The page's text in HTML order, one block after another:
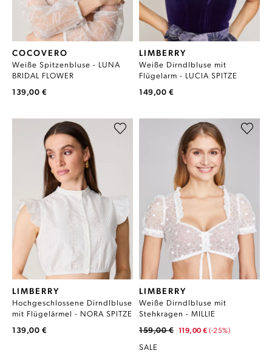
COCOVERO
Weiße Spitzenbluse - LUNA
BRIDAL FLOWER
139,00 €
LIMBERRY
Weiße Dirndlbluse mit
Flügelarm - LUCIA SPITZE
149,00 €
LIMBERRY
Hochgeschlossene Dirndlbluse
mit Flügelärmel - NORA SPITZE
139,00 €
LIMBERRY
Weiße Dirndlbluse mit
Stehkragen - MILLIE
159,00 € 119,00 € (-25%)
SALE